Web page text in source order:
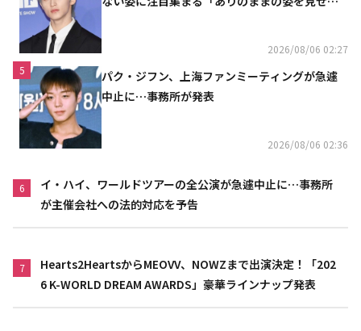
2026/08/06 02:27
5
パク・ジフン、上海ファンミーティングが急遽
中止に…事務所が発表
2026/08/06 02:36
6
イ・ハイ、ワールドツアーの全公演が急遽中止に…事務所
が主催会社への法的対応を予告
7
Hearts2HeartsからMEOVV、NOWZまで出演決定！「202
6 K-WORLD DREAM AWARDS」豪華ラインナップ発表